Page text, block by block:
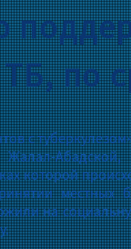
по
с
которой
местных
на